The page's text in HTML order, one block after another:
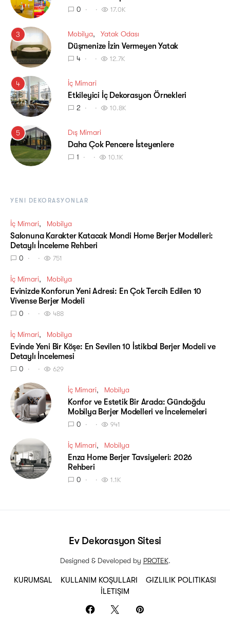
0 17.0K
3 Mobilya Yatak Odası
Düşmenize İzin Vermeyen Yatak
4 12.7K
4 İç Mimari
Etkileyici İç Dekorasyon Örnekleri
2 10.8K
5 Dış Mimari
Daha Çok Pencere İsteyenlere
1 10.1K
YENI DEKORASYONLAR
İç Mimari Mobilya
Salonuna Karakter Katacak Mondi Home Berjer Modelleri:
Detaylı İnceleme Rehberi
0 751
İç Mimari Mobilya
Evinizde Konforun Yeni Adresi: En Çok Tercih Edilen 10
Vivense Berjer Modeli
0 488
İç Mimari Mobilya
Evinde Yeni Bir Köşe: En Sevilen 10 İstikbal Berjer Modeli ve
Detaylı İncelemesi
0 629
İç Mimari Mobilya
Konfor ve Estetik Bir Arada: Gündoğdu
Mobilya Berjer Modelleri ve İncelemeleri
0 941
İç Mimari Mobilya
Enza Home Berjer Tavsiyeleri: 2026
Rehberi
0 1.1K
KURUMSAL KULLANIM KOŞULLARI
GIZLILIK POLITIKASI
İLETIŞIM
Ev Dekorasyon Sitesi
Designed & Developed by PROTEK.